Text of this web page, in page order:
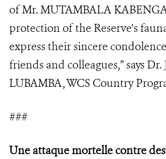
of Mr. MUTAMBALA
protection of the Reserve's
express their sincere
friends and colleagues,” says
LUBAMBA, WCS Country
###
Une attaque mortelle contre